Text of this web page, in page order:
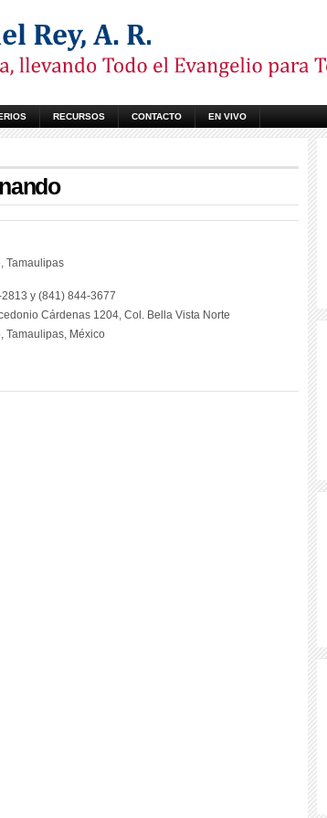
RECURSOS CONTACTO EN VIVO
Tamaulipas
y (841) 844-3677
Cárdenas 1204, Col. Bella Vista Norte
Tamaulipas, México